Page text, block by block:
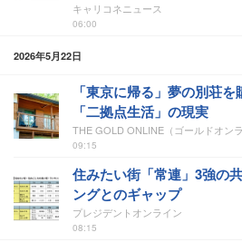
キャリコネニュース
06:00
2026年5月22日
「東京に帰る」夢の別荘
「二拠点生活」の現実
THE GOLD ONLINE（ゴールドオンラ
09:15
住みたい街「常連」3強の
ングとのギャップ
プレジデントオンライン
08:15